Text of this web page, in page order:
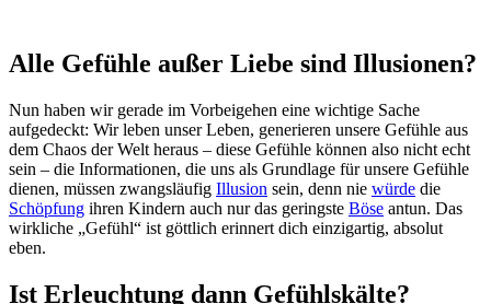
Alle Gefühle außer Liebe sind Illusionen?
Nun haben wir gerade im Vorbeigehen eine wichtige Sache
aufgedeckt: Wir leben unser Leben, generieren unsere Gefühle aus
dem Chaos der Welt heraus – diese Gefühle können also nicht echt
sein – die Informationen, die uns als Grundlage für unsere Gefühle
dienen, müssen zwangsläufig Illusion sein, denn nie würde die
Schöpfung ihren Kindern auch nur das geringste Böse antun. Das
wirkliche „Gefühl“ ist göttlich erinnert dich einzigartig, absolut
eben.
Ist Erleuchtung dann Gefühlskälte?